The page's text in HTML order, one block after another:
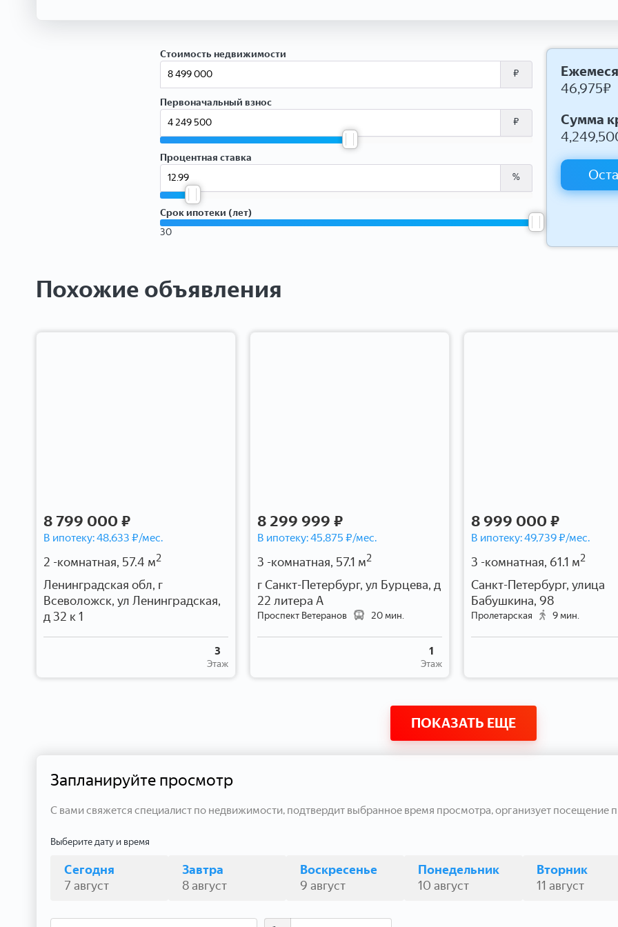
Стоимость недвижимости
₽
Первоначальный взнос
₽
Процентная ставка
%
Срок ипотеки (лет)
30
46,975₽
Сумма
Похожие объявления
8 799 000 ₽
В ипотеку:48,633 ₽/мес.
2 -комнатная, 57.4 м2
Ленинградская обл, г
Всеволожск, ул Ленинградская,
д 32 к 1
Этаж
3
8 299 999 ₽
В ипотеку:45,875 ₽/мес.
3 -комнатная, 57.1 м2
г Санкт-Петербург, ул Бурцева, д
22 литера А
Проспект Ветеранов 20 мин.
Этаж
1
8 999 000 ₽
В ипотеку:49,739₽/мес.
3 -комнатная, 61.1 м2
Санкт-Петербург, улица
Бабушкина, 98
Пролетарская 9 мин.
ПОКАЗАТЬ ЕЩЕ
Запланируйте просмотр
С вами свяжется специалист по недвижимости, подтвердит выбранное время просмотра, организует посещение
Выберите дату и время
Сегодня
7 август
Завтра
8 август
Воскресенье
9 август
Понедельник
10 август
Вторник
11 август